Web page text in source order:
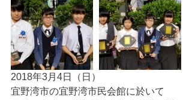
2018年3月4日（日）
宜野湾市の宜野湾市民会館に於いて